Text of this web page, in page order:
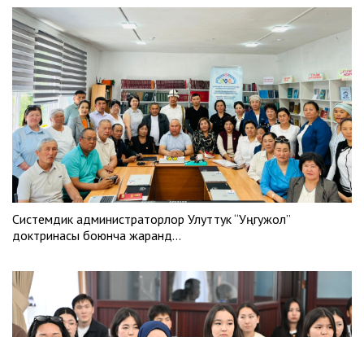
Системдик администраторлор Улуттук “Уңгужол”
доктринасы боюнча жаранд…